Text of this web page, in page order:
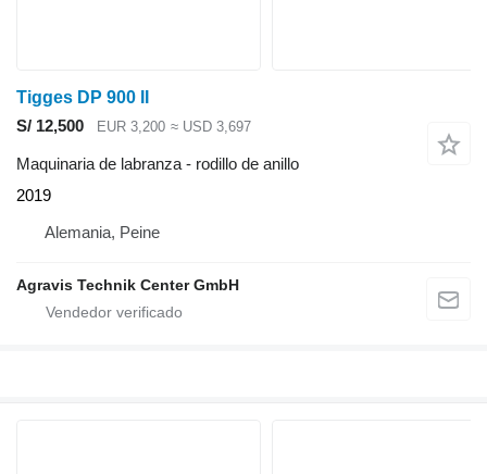
Tigges DP 900 II
S/ 12,500
EUR 3,200 ≈ USD 3,697
Maquinaria de labranza - rodillo de anillo
2019
Alemania, Peine
Agravis Technik Center GmbH